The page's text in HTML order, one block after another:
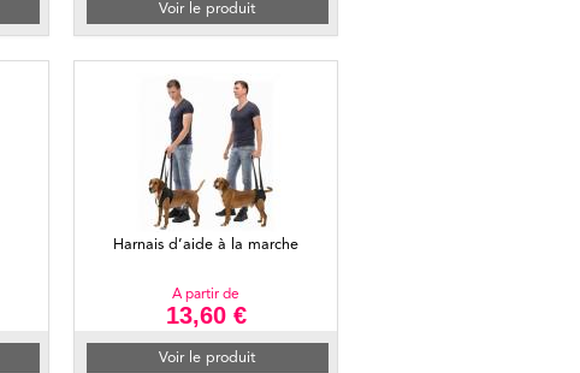
Voir le produit
Harnais d’aide à la marche
A partir de
13,60 €
Voir le produit